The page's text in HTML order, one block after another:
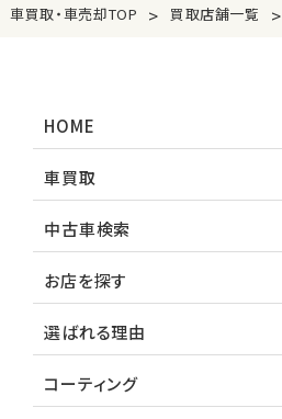
車買取・車売却TOP > 買取店舗一覧 >
HOME
車買取
中古車検索
お店を探す
選ばれる理由
コーティング